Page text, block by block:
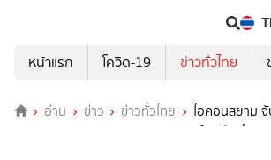
หน้าแรก
โควิด-19 ข่าวทั่วไทย
อ่าน ข่าว ข่าวทั่วไทย
ไอคอนสยาม
มหกรรม ‘WORLD OF CARD’ ขนการ์ดระดับตำน